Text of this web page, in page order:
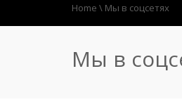
Home \ Мы в соцсетях
Мы в